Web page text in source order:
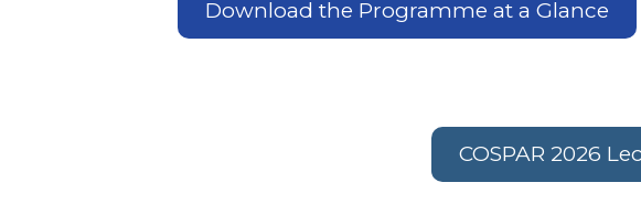
Download the Programme at a Glance
COSPAR 2026